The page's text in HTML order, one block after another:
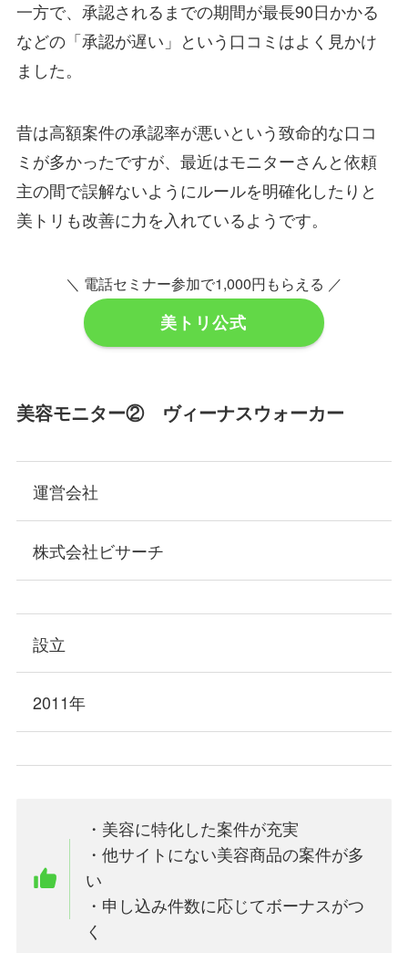
一方で、承認されるまでの期間が最長90日かかる
などの「承認が遅い」という口コミはよく見かけ
ました。
昔は高額案件の承認率が悪いという致命的な口コ
ミが多かったですが、最近はモニターさんと依頼
主の間で誤解ないようにルールを明確化したりと
美トリも改善に力を入れているようです。
＼ 電話セミナー参加で1,000円もらえる ／
美トリ公式
美容モニター② ヴィーナスウォーカー
運営会社
株式会社ビサーチ
設立
2011年
・美容に特化した案件が充実
・他サイトにない美容商品の案件が多
い
・申し込み件数に応じてボーナスがつ
く